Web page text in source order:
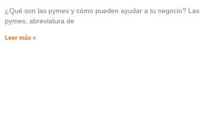
¿Qué son las pymes y cómo pueden ayudar a tu negocio? Las
pymes, abreviatura de
Leer más »